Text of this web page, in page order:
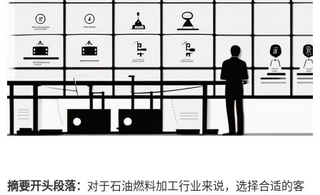
摘要开头段落： 对于石油燃料加工行业来说，选择合适的客